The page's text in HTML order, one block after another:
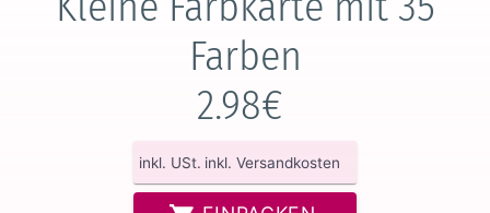
Farben
2.98€
inkl. USt. inkl. Versandkosten